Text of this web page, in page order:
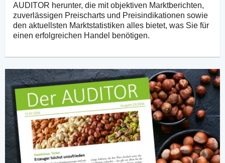
AUDITOR herunter, die mit objektiven Marktberichten,
zuverlässigen Preischarts und Preisindikationen sowie
den aktuellsten Marktstatistiken alles bietet, was Sie für
einen erfolgreichen Handel benötigen.